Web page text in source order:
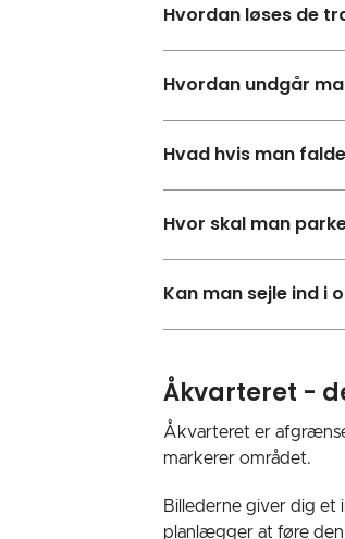
Hvordan løses de
Hvordan undgår
Hvad hvis man
Hvor skal man
Kan man sejle ind i
Åkvarteret -
Åkvarteret er
markerer området.
Billederne giver dig et
planlægger at føre